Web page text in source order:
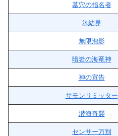
墓穴の指名者
氷結界
無限泡影
暗岩の海竜神
神の宣告
サモンリミッター
潜海奇襲
センサー万別